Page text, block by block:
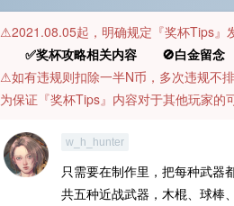
⚠️2021.08.05起，明确规定『奖杯Tips』
✅奖杯攻略相关内容 🚫白金留
⚠️如有违规则扣除一半N币，多次违规不
为保证『奖杯Tips』内容对于其他玩家
w_h_hunter
只需要在制作里，把每种武器
共五种近战武器，木棍、球棒